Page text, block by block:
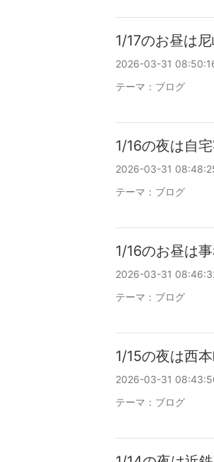
1/17のお昼は
2026-03-31
テーマ： ブログ
1/16の夜は自
2026-03-31
テーマ： ブログ
1/16のお昼は
2026-03-31
テーマ： ブログ
1/15の夜は西
2026-03-31
テーマ： ブログ